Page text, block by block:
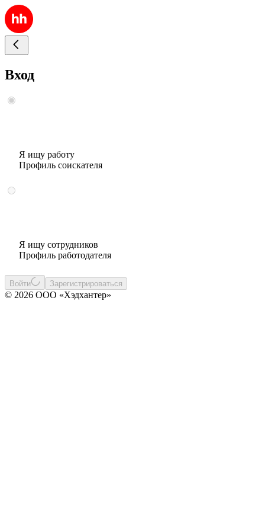
Вход
Я ищу работу
Профиль соискателя
Я ищу сотрудников
Профиль работодателя
Войти Зарегистрироваться
© 2026 ООО «Хэдхантер»